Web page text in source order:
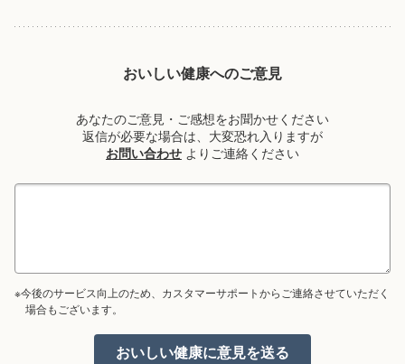
おいしい健康へのご意見
あなたのご意見・ご感想をお聞かせください
返信が必要な場合は、大変恐れ入りますが
お問い合わせ よりご連絡ください
※今後のサービス向上のため、カスタマーサポートからご連絡させていただく
場合もございます。